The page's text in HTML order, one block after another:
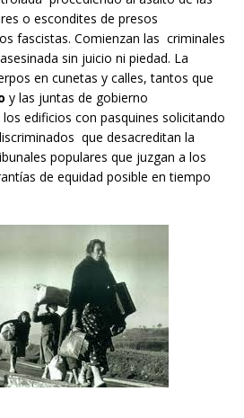
o escondites de presos
fascistas. Comienzan las criminales
sin juicio ni piedad. La
en cunetas y calles, tantos que
y las juntas de gobierno
edificios con pasquines solicitando
que desacreditan la
populares que juzgan a los
de equidad posible en tiempo